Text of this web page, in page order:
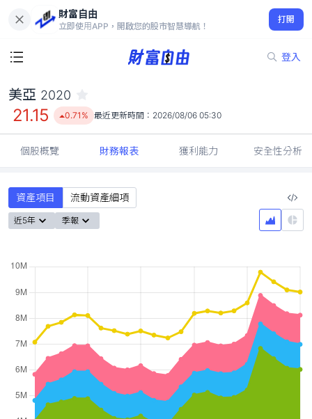
財富自由
立即使用APP，開啟您的股市智慧導航！
打開
登入
21.15
0.71%
美亞 2020
21.15 0.71% 最近更新時間： 2026/08/06 05:30
個股概覽 財務報表 獲利能力 安全性分析
資產項目 流動資產細項
近5年 季報